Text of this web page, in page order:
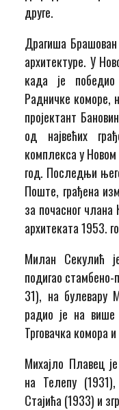
друге.
Драгиша Брашован
архитектуре. У
када је
Радничке коморе,
пројектант
од највећих
комплекса у
год. Последњи
Поште, грађена
за почасног члана
архитеката 1953.
Милан Секулић
подигао
31), на булевару
радио је на
Трговачка комора
Михајло Плавец
на Телепу
Стајића (1933) и